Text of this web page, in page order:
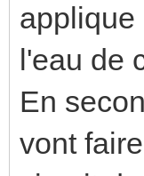
applique
l'eau de
En
vont